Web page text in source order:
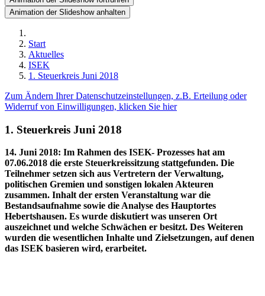
Animation der Slideshow anhalten
Start
Aktuelles
ISEK
1. Steuerkreis Juni 2018
Zum Ändern Ihrer Datenschutzeinstellungen, z.B. Erteilung oder
Widerruf von Einwilligungen, klicken Sie hier
1. Steuerkreis Juni 2018
14. Juni 2018: Im Rahmen des ISEK- Prozesses hat am
07.06.2018 die erste Steuerkreissitzung stattgefunden. Die
Teilnehmer setzen sich aus Vertretern der Verwaltung,
politischen Gremien und sonstigen lokalen Akteuren
zusammen. Inhalt der ersten Veranstaltung war die
Bestandsaufnahme sowie die Analyse des Hauptortes
Hebertshausen. Es wurde diskutiert was unseren Ort
auszeichnet und welche Schwächen er besitzt. Des Weiteren
wurden die wesentlichen Inhalte und Zielsetzungen, auf denen
das ISEK basieren wird, erarbeitet.